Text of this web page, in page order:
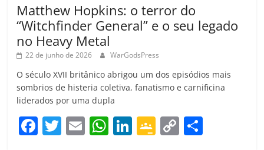
Matthew Hopkins: o terror do
“Witchfinder General” e o seu legado
no Heavy Metal
22 de junho de 2026 WarGodsPress
O século XVII britânico abrigou um dos episódios mais
sombrios de histeria coletiva, fanatismo e carnificina
liderados por uma dupla
F T E W Li G C